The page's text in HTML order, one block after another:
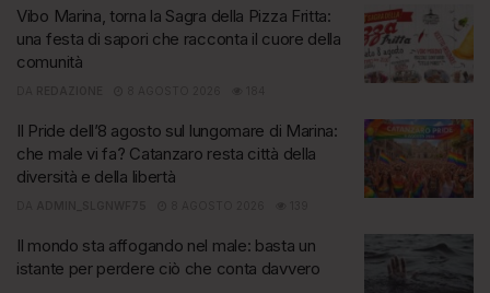
Vibo Marina, torna la Sagra della Pizza Fritta:
una festa di sapori che racconta il cuore della
comunità
Il Pride dell’8 agosto sul lungomare di Marina:
che male vi fa? Catanzaro resta città della
diversità e della libertà
Il mondo sta affogando nel male: basta un
istante per perdere ciò che conta davvero